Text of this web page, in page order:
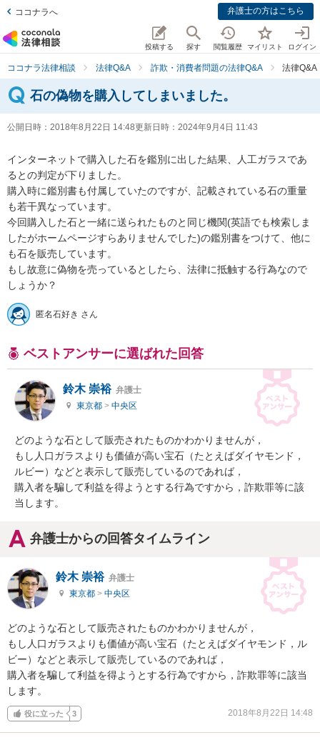
ココナラへ 弁護士の方はこちら
投稿する 探す 閲覧履歴 マイリスト ログイン
ココナラ法律相談 法律Q&A 詐欺・消費者問題の法律Q&A 法律Q&A
石の偽物を購入してしまいました。
公開日時： 2018年8月22日 14:48更新日時： 2024年9月4日 11:43
インターネットで購入した石を鑑別に出した結果、人工ガラスであ
るとの判定が下りました。
購入時に鑑別書も付属していたのですが、記載されている石の重量
も若干異なっています。
今回購入した石と一緒に送られたものと同じ機関(英語でも検索しま
したがホームページすらありませんでした)の鑑別書をつけて、他に
も石を販売しています。
もし故意に偽物を売っているとしたら、法律に抵触する行為なので
しょうか？
匿名石好き さん
ベストアンサーに選ばれた回答
鈴木 崇裕 弁護士
東京都 > 中央区
どのような石として販売されたものかわかりませんが，
もし人口ガラスよりも価値が高い宝石（たとえばダイヤモンド，
ルビー）などと表示して販売しているのであれば，
購入者を騙して利益を得ようとする行為ですから，詐欺罪等に該
当します。
弁護士からの回答タイムライン
鈴木 崇裕 弁護士
東京都 > 中央区
どのような石として販売されたものかわかりませんが，
もし人口ガラスよりも価値が高い宝石（たとえばダイヤモンド，ル
ビー）などと表示して販売しているのであれば，
購入者を騙して利益を得ようとする行為ですから，詐欺罪等に該当
します。
役に立った 3 2018年8月22日 14:48